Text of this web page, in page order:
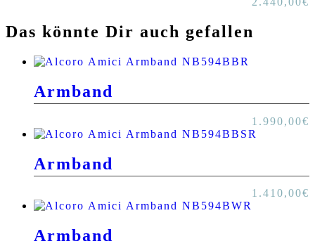
Das könnte Dir auch gefallen
Armband
1.990,00€
Armband
1.410,00€
Armband